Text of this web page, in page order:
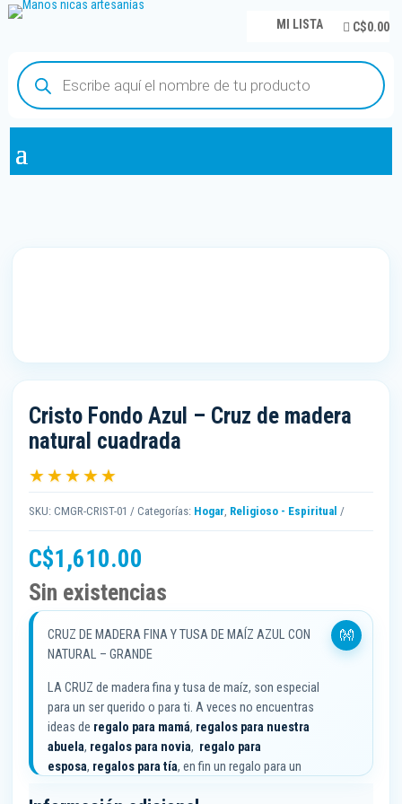
MI LISTA C$0.00
Búsqueda
de
productos
Cristo Fondo Azul – Cruz de madera
natural cuadrada
★★★★★
SKU:CMGR-CRIST-01 Categorías: Hogar, Religioso - Espiritual
C$1,610.00
Sin existencias
CRUZ DE MADERA FINA Y TUSA DE MAÍZ AZUL CON
NATURAL – GRANDE
LA CRUZ de madera fina y tusa de maíz, son especial
para un ser querido o para ti. A veces no encuentras
ideas de regalo para mamá, regalos para nuestra
abuela, regalos para novia, regalo para
esposa, regalos para tía, en fin un regalo para un